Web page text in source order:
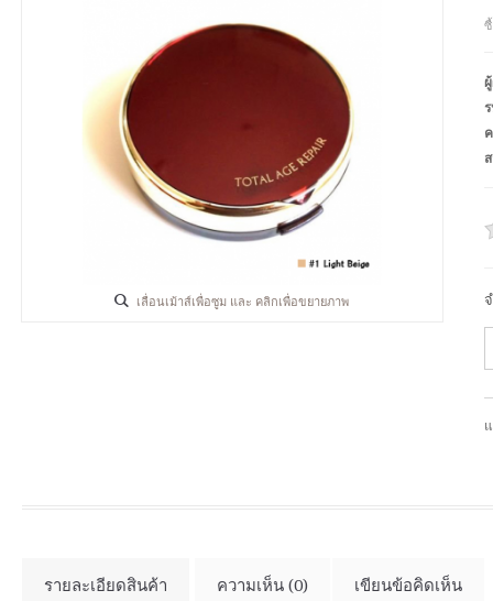
เลื่อนเม้าส์เพื่อซูม และ คลิกเพื่อขยายภาพ
รายละเอียดสินค้า ความเห็น (0) เขียนข้อคิดเห็น